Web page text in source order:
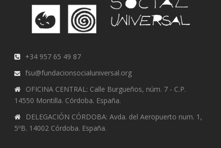
+34 957 65 49 87
fsu@fundacionsocialuniversal.org
OFICINA CENTRAL: Calle Burgueños, núm. 7 - C.P.
14550 Montilla. Córdoba. España.
DELEGACIÓN CÓRDOBA: Avda. del Aeropuerto num. 1,
5ºB. 14002 Córdoba. España.